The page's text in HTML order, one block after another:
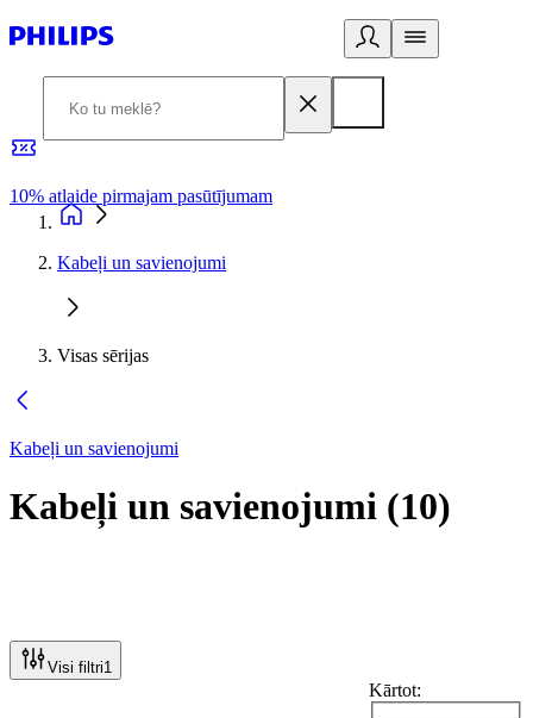
10% atlaide pirmajam pasūtījumam
Kabeļi un savienojumi
Visas sērijas
Kabeļi un savienojumi
Kabeļi un savienojumi (10)
Visi filtri1
Kārtot: